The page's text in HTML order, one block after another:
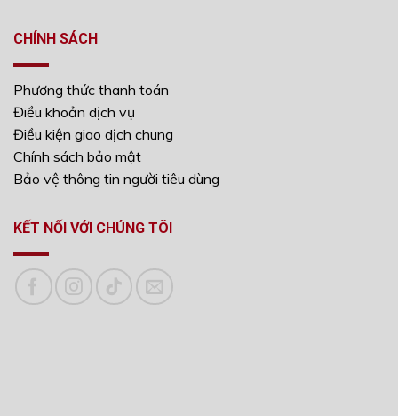
CHÍNH SÁCH
Phương thức thanh toán
Điều khoản dịch vụ
Điều kiện giao dịch chung
Chính sách bảo mật
Bảo vệ thông tin người tiêu dùng
KẾT NỐI VỚI CHÚNG TÔI